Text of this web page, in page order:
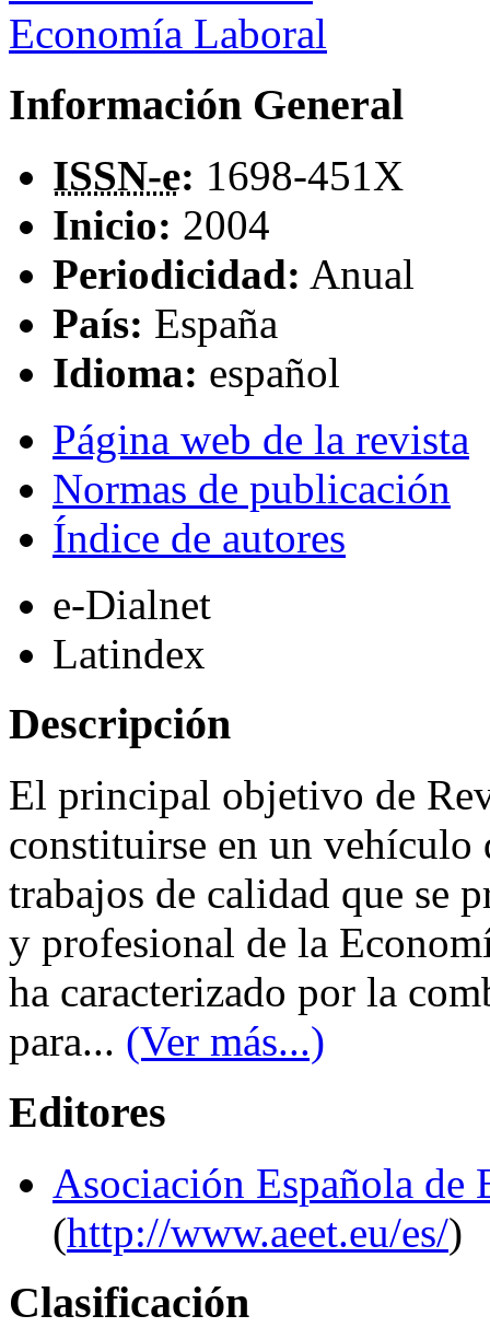
Información General
ISSN-e: 1698-451X
Inicio: 2004
Periodicidad: Anual
País: España
Idioma: español
Página web de la revista
Normas de publicación
Índice de autores
e-Dialnet
Latindex
Descripción
El principal objetivo de
constituirse en un vehículo
trabajos de calidad que se
y profesional de la
ha caracterizado por la
para... (Ver más...)
Editores
Asociación Española de
(http://www.aeet.eu/es/)
Clasificación